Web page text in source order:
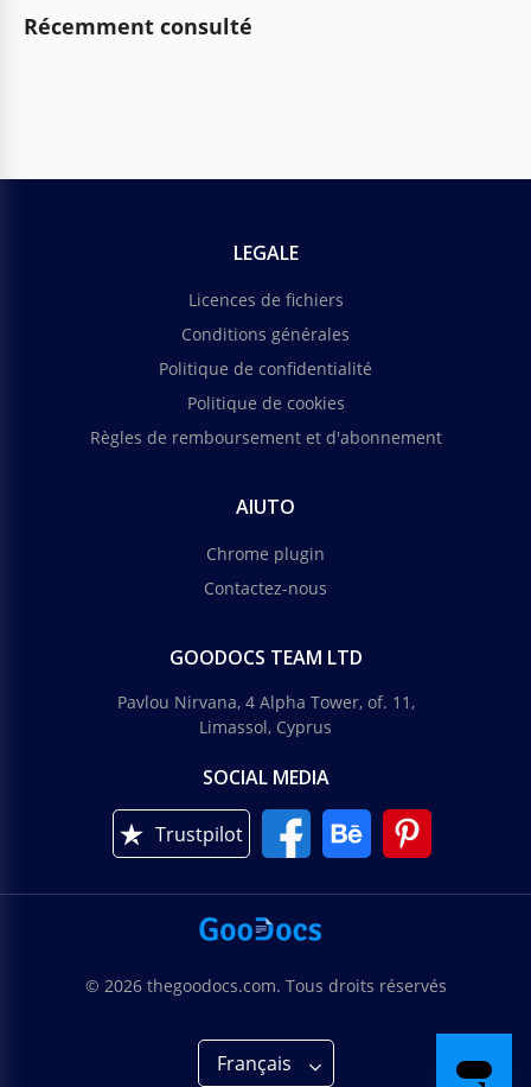
Récemment consulté
LEGALE
Licences de fichiers
Conditions générales
Politique de confidentialité
Politique de cookies
Règles de remboursement et d'abonnement
AIUTO
Chrome plugin
Contactez-nous
GOODOCS TEAM LTD
Pavlou Nirvana, 4 Alpha Tower, of. 11,
Limassol, Cyprus
SOCIAL MEDIA
Trustpilot
© 2026 thegoodocs.com. Tous droits réservés
Français